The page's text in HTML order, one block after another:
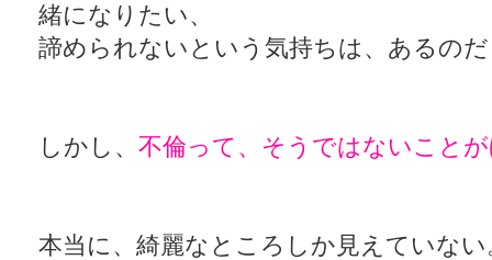
緒になりたい、
諦められないという気持ちは、あるの
しかし、 不倫って、そうではないこと
本当に、綺麗なところしか見えていない